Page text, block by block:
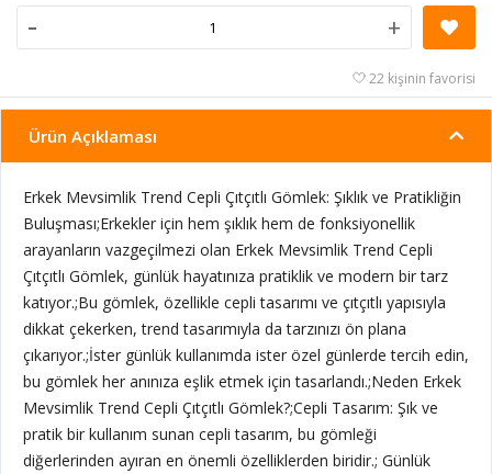
- +
22 kişinin favorisi
Ürün Açıklaması
Erkek Mevsimlik Trend Cepli Çıtçıtlı Gömlek: Şıklık ve Pratikliğin
Buluşması;Erkekler için hem şıklık hem de fonksiyonellik
arayanların vazgeçilmezi olan Erkek Mevsimlik Trend Cepli
Çıtçıtlı Gömlek, günlük hayatınıza pratiklik ve modern bir tarz
katıyor.;Bu gömlek, özellikle cepli tasarımı ve çıtçıtlı yapısıyla
dikkat çekerken, trend tasarımıyla da tarzınızı ön plana
çıkarıyor.;İster günlük kullanımda ister özel günlerde tercih edin,
bu gömlek her anınıza eşlik etmek için tasarlandı.;Neden Erkek
Mevsimlik Trend Cepli Çıtçıtlı Gömlek?;Cepli Tasarım: Şık ve
pratik bir kullanım sunan cepli tasarım, bu gömleği
diğerlerinden ayıran en önemli özelliklerden biridir.; Günlük